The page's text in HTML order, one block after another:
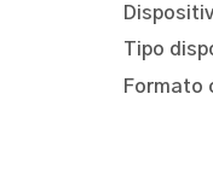
Tipo